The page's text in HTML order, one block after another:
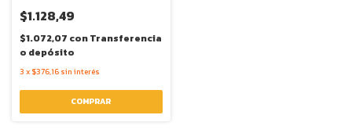
$1.128,49
$1.072,07 conTransferencia
o depósito
3 x $376,16 sin interés